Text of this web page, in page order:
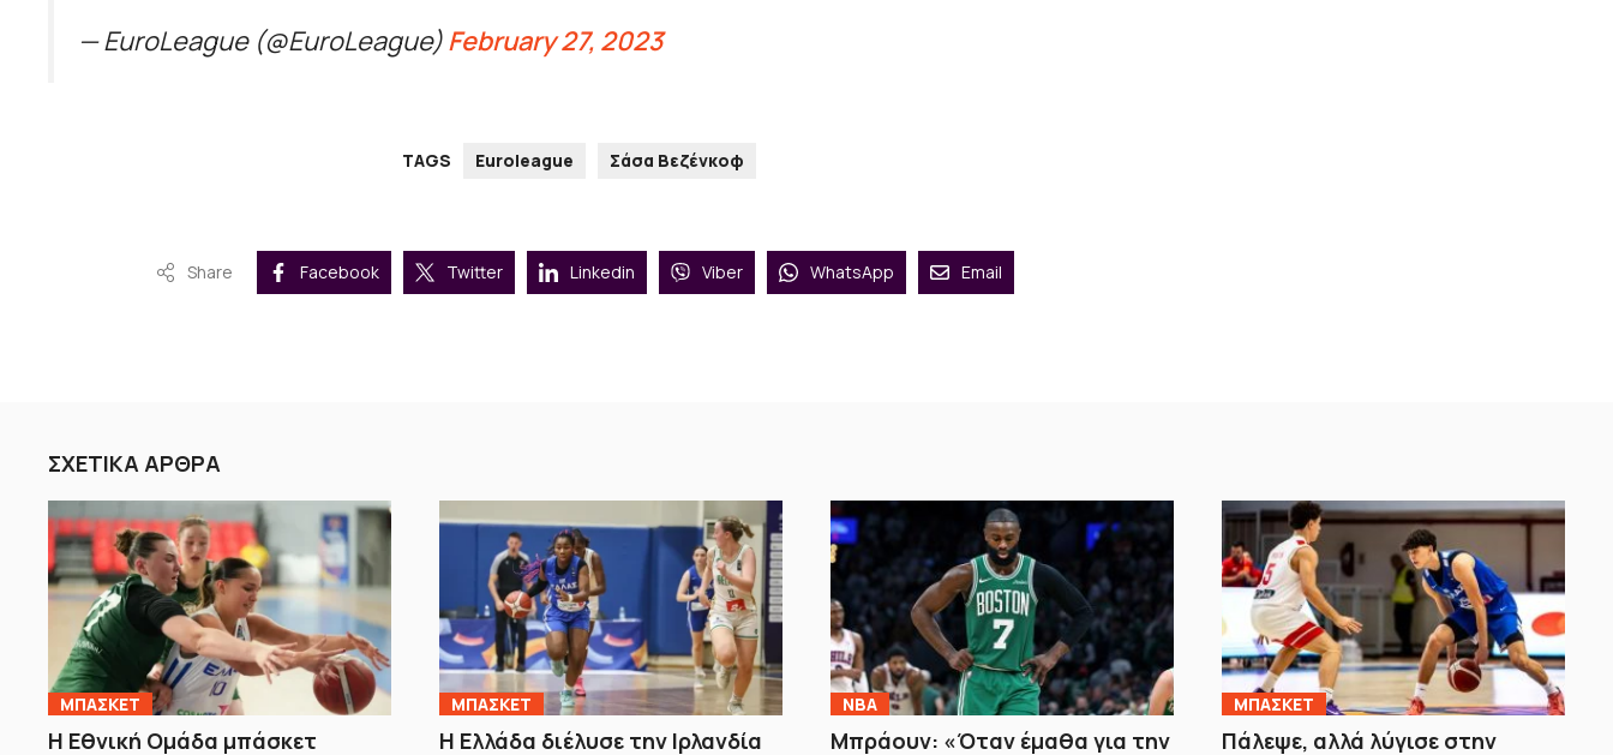
— EuroLeague (@EuroLeague)February 27, 2023
TAGS Euroleague Σάσα Βεζένκοφ
Share Facebook Twitter Linkedin Viber WhatsApp Email
ΣΧΕΤΙΚΑ ΑΡΘΡΑ
ΜΠΑΣΚΕΤ
Η Εθνική Ομάδα μπάσκετ
ΜΠΑΣΚΕΤ
Η Ελλάδα διέλυσε την Ιρλανδία
NBA
Μπράουν: «Όταν έμαθα για την
ΜΠΑΣΚΕΤ
Πάλεψε, αλλά λύγισε στην